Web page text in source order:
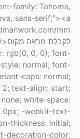
family: Tahoma,
sans-serif;"><a
rgb(0, 0, 0); font-
normal; font-
caps: normal;
2; text-align: start;
white-space:
0px; -webkit-text-
thickness: initial;
decoration-color: